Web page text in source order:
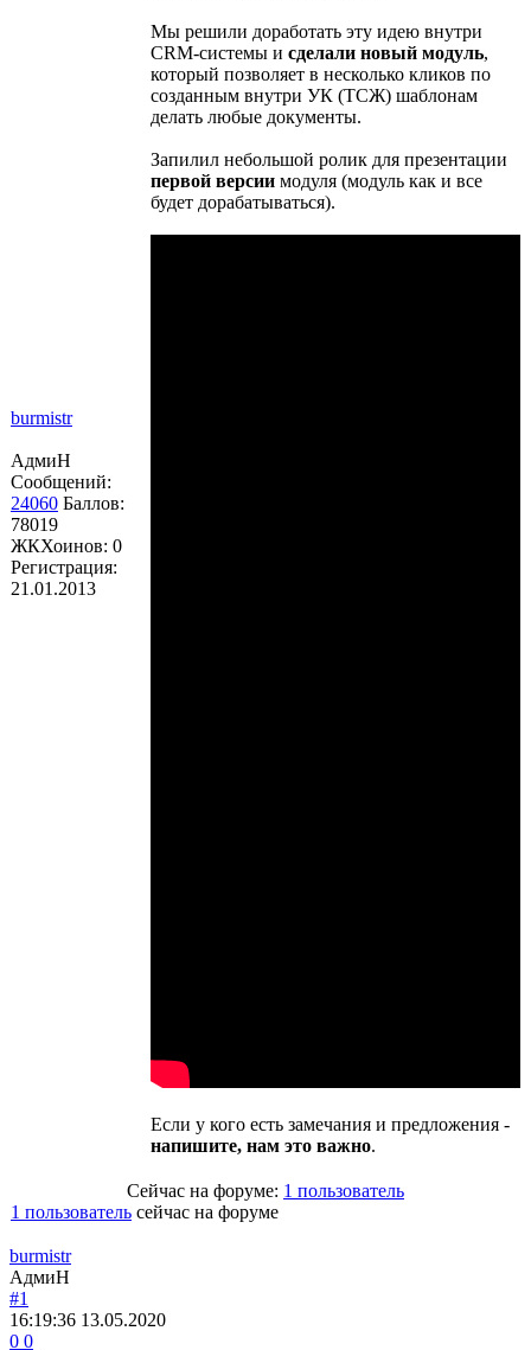
burmistr
АдмиН
Сообщений:
24060 Баллов:
78019
ЖКХоинов: 0
Регистрация:
21.01.2013
Мы решили доработать эту идею внутри
CRM-системы и сделали новый модуль,
который позволяет в несколько кликов по
созданным внутри УК (ТСЖ) шаблонам
делать любые документы.
Запилил небольшой ролик для презентации
первой версии модуля (модуль как и все
будет дорабатываться).
Если у кого есть замечания и предложения -
напишите, нам это важно.
Сейчас на форуме: 1 пользователь
1 пользователь сейчас на форуме
burmistr
АдмиН
#1
16:19:36 13.05.2020
0 0